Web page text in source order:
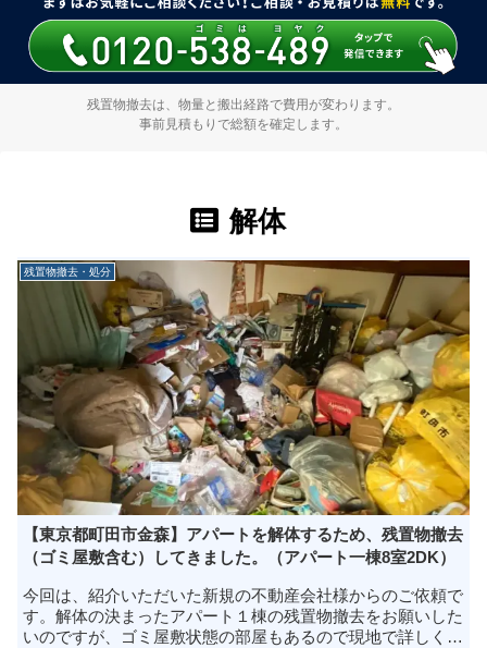
残置物撤去は、物量と搬出経路で費用が変わります。
事前見積もりで総額を確定します。
解体
残置物撤去・処分
【東京都町田市金森】アパートを解体するため、残置物撤去
（ゴミ屋敷含む）してきました。（アパート一棟8室2DK）
今回は、紹介いただいた新規の不動産会社様からのご依頼で
す。解体の決まったアパート１棟の残置物撤去をお願いした
いのですが、ゴミ屋敷状態の部屋もあるので現地で詳しくお